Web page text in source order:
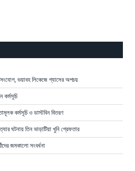
ভয়াবহ লিকেজে গ্যাসের অপচয়
কর্মসূচি
কর্মসূচি ও ডাস্টবিন বিতরণ
ঘটনায় তিন ভাড়াটিয়া খুনি গ্রেফতার
জমকালো সংবর্ধনা